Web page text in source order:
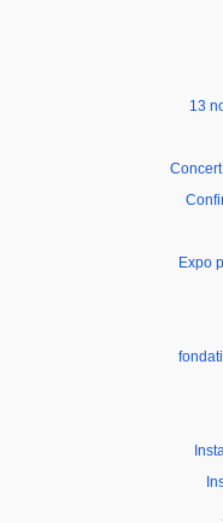
13
Expo